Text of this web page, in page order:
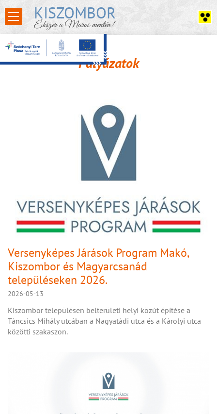
KISZOMBOR
Ékszer a Maros mentén!
Pályázatok
Versenyképes Járások Program Makó,
Kiszombor és Magyarcsanád
településeken 2026.
2026-05-13
Kiszombor településen belterületi helyi közút építése a
Táncsics Mihály utcában a Nagyatádi utca és a Károlyi utca
közötti szakaszon.